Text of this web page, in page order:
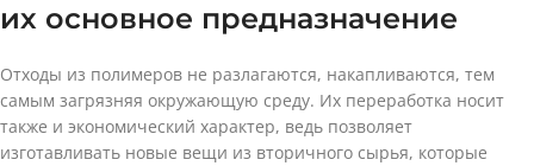
их основное предназначение
Отходы из полимеров не разлагаются, накапливаются, тем
самым загрязняя окружающую среду. Их переработка носит
также и экономический характер, ведь позволяет
изготавливать новые вещи из вторичного сырья, которые